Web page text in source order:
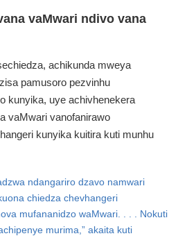
vaMwari ndivo vana
achikunda mweya
pamusoro pezvinhu
kunyika, uye achivhenekera
vaMwari vanofanirawo
kunyika kuitira kuti munhu
ndangariro dzavo namwari
chiedza chevhangeri
mufananidzo waMwari. . . . Nokuti
murima,” akaita kuti